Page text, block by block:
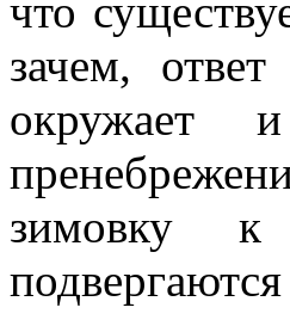
что
зачем,
окружает
зимовку к